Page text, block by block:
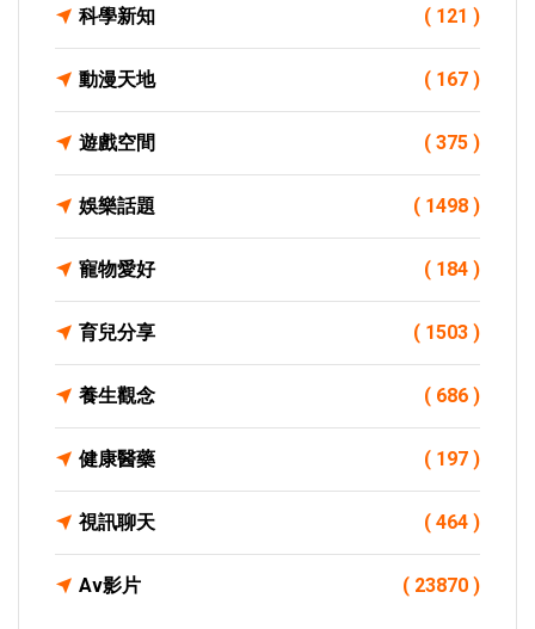
科學新知 ( 121 )
動漫天地 ( 167 )
遊戲空間 ( 375 )
娛樂話題 ( 1498 )
寵物愛好 ( 184 )
育兒分享 ( 1503 )
養生觀念 ( 686 )
健康醫藥 ( 197 )
視訊聊天 ( 464 )
Av影片 ( 23870 )